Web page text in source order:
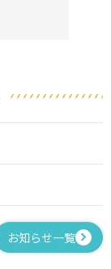
お知らせ一覧